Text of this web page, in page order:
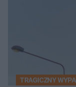
TRAGICZNY